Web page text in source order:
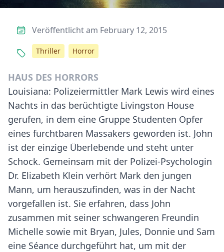
HAUS DES HORRORS
Louisiana: Polizeiermittler Mark Lewis wird eines
Nachts in das berüchtigte Livingston House
gerufen, in dem eine Gruppe Studenten Opfer
eines furchtbaren Massakers geworden ist. John
ist der einzige Überlebende und steht unter
Schock. Gemeinsam mit der Polizei-Psychologin
Dr. Elizabeth Klein verhört Mark den jungen
Mann, um herauszufinden, was in der Nacht
vorgefallen ist. Sie erfahren, dass John
zusammen mit seiner schwangeren Freundin
Michelle sowie mit Bryan, Jules, Donnie und Sam
eine Séance durchgeführt hat, um mit der
Veröffentlicht am February 12, 2015
Thriller Horror